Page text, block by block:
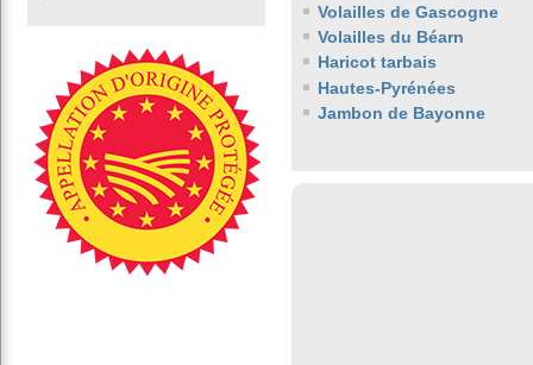
Volailles de Gascogne
Volailles du Béarn
Haricot tarbais
Hautes-Pyrénées
Jambon de Bayonne